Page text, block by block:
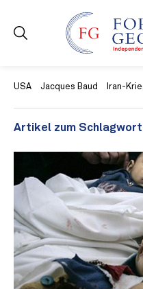
USA Jacques Baud Iran-
Artikel zum